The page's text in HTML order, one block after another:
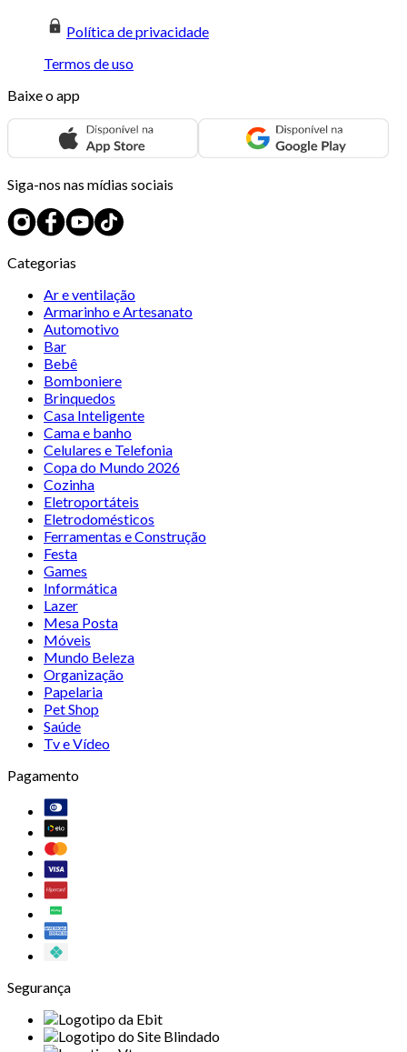
Política de privacidade
Termos de uso
Baixe o app
Siga-nos nas mídias sociais
Categorias
Ar e ventilação
Armarinho e Artesanato
Automotivo
Bar
Bebê
Bomboniere
Brinquedos
Casa Inteligente
Cama e banho
Celulares e Telefonia
Copa do Mundo 2026
Cozinha
Eletroportáteis
Eletrodomésticos
Ferramentas e Construção
Festa
Games
Informática
Lazer
Mesa Posta
Móveis
Mundo Beleza
Organização
Papelaria
Pet Shop
Saúde
Tv e Vídeo
Pagamento
Segurança